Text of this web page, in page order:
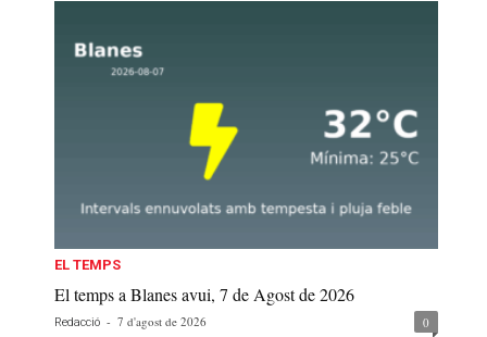
EL TEMPS
El temps a Blanes avui, 7 de Agost de 2026
Redacció - 7 d'agost de 2026 0